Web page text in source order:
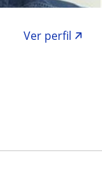
Ver perfil